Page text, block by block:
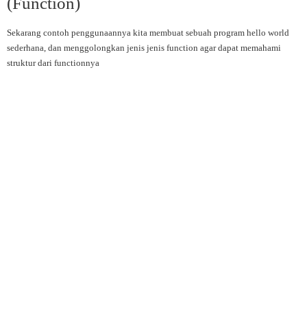
Sekarang contoh penggunaannya kita membuat sebuah program hello world
sederhana, dan menggolongkan jenis jenis function agar dapat memahami
struktur dari functionnya